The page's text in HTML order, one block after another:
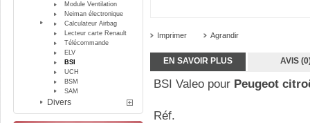
Module Ventilation
Neiman électronique
Calculateur Airbag
Lecteur carte Renault
Télécommande
ELV
BSI
UCH
BSM
SAM
Divers
Imprimer Agrandir
EN SAVOIR PLUS AVIS
BSI Valeo pour Peugeot
Réf.